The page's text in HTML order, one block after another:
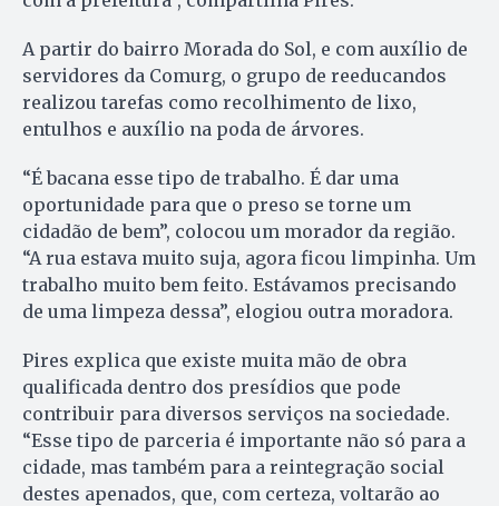
A partir do bairro Morada do Sol, e com auxílio de
servidores da Comurg, o grupo de reeducandos
realizou tarefas como recolhimento de lixo,
entulhos e auxílio na poda de árvores.
“É bacana esse tipo de trabalho. É dar uma
oportunidade para que o preso se torne um
cidadão de bem”, colocou um morador da região.
“A rua estava muito suja, agora ficou limpinha. Um
trabalho muito bem feito. Estávamos precisando
de uma limpeza dessa”, elogiou outra moradora.
Pires explica que existe muita mão de obra
qualificada dentro dos presídios que pode
contribuir para diversos serviços na sociedade.
“Esse tipo de parceria é importante não só para a
cidade, mas também para a reintegração social
destes apenados, que, com certeza, voltarão ao